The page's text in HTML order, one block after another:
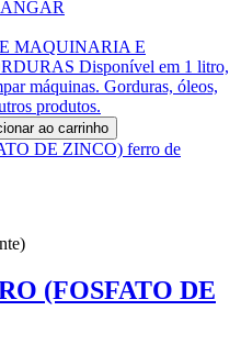
ANGAR
MAQUINARIA E
Disponível em 1 litro,
máquinas. Gorduras, óleos,
produtos.
ao carrinho
(FOSFATO DE